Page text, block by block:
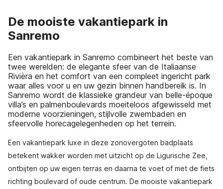
De mooiste vakantiepark in
Sanremo
Een vakantiepark in Sanremo combineert het beste van
twee werelden: de elegante sfeer van de Italiaanse
Rivièra en het comfort van een compleet ingericht park
waar alles voor u en uw gezin binnen handbereik is. In
Sanremo wordt de klassieke grandeur van belle-époque
villa’s en palmenboulevards moeiteloos afgewisseld met
moderne voorzieningen, stijlvolle zwembaden en
sfeervolle horecagelegenheden op het terrein.
Een vakantiepark luxe in deze zonovergoten badplaats
betekent wakker worden met uitzicht op de Ligurische Zee,
ontbijten op uw eigen terras en daarna te voet of met de fiets
richting boulevard of oude centrum. De mooiste vakantiepark